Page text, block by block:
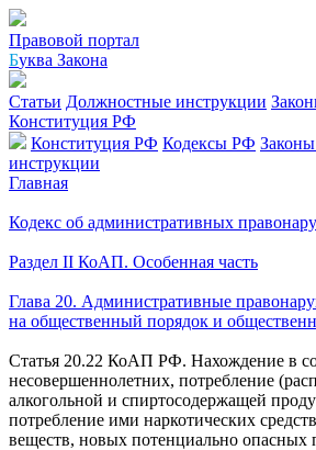
Правовой портал
Буква Закона
Статьи Должностные инструкции
Конституция РФ
Конституция РФ Кодексы РФ
инструкции
Главная
Кодекс об административных
Раздел II КоАП. Особенная часть
Глава 20. Административные
на общественный порядок и
Статья 20.22 КоАП РФ. Нахождение в
несовершеннолетних, потребление
алкогольной и спиртосодержащей
потребление ими наркотических
веществ, новых потенциально опасных